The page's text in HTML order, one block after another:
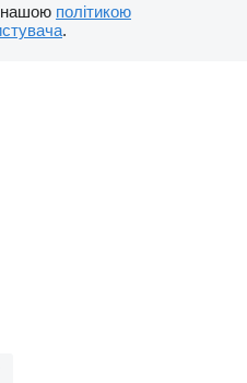
нашою політикою
.